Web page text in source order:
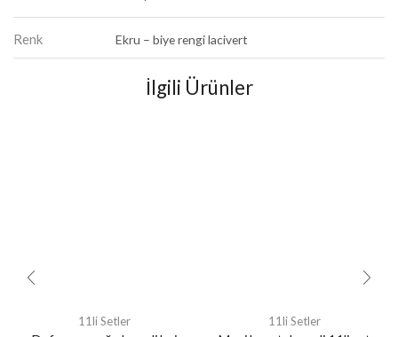
Renk Ekru – biye rengi lacivert
İlgili Ürünler
11li Setler 11li Setler